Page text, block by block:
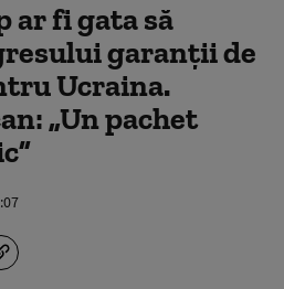
ar fi gata să
garanții de
Ucraina.
„Un pachet